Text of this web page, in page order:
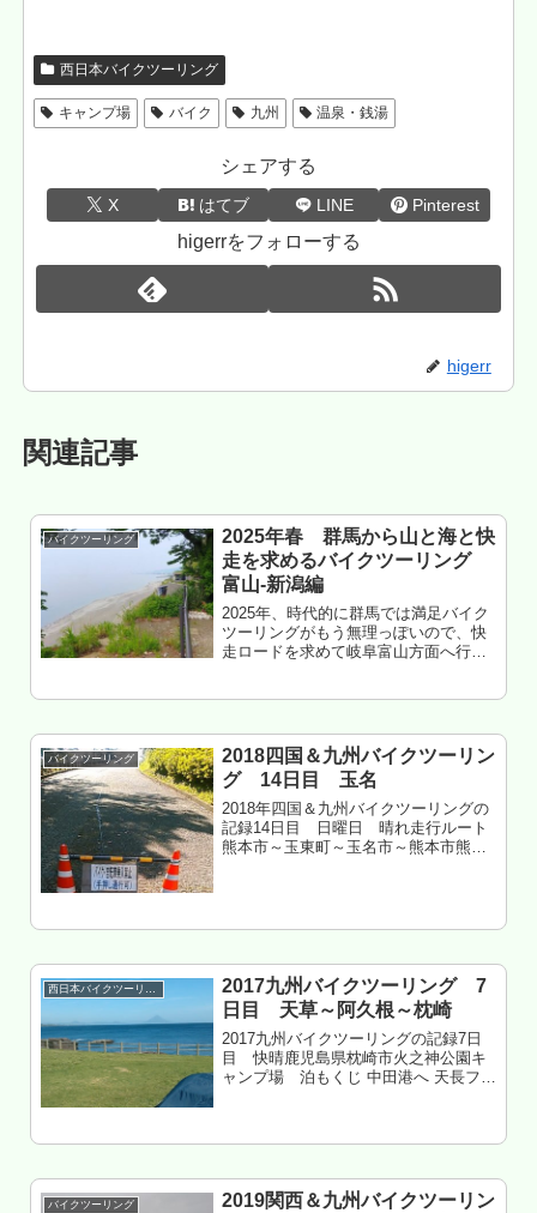
西日本バイクツーリング
キャンプ場 バイク 九州 温泉・銭湯
シェアする
X はてブ LINE Pinterest
higerrをフォローする
higerr
関連記事
バイクツーリング
2025年春 群馬から山と海と快
走を求めるバイクツーリング
富山-新潟編
2025年、時代的に群馬では満足バイク
ツーリングがもう無理っぽいので、快
走ロードを求めて岐阜富山方面へ行っ
バイクツーリング
2018四国＆九州バイクツーリン
グ 14日目 玉名
2018年四国＆九州バイクツーリングの
記録14日目 日曜日 晴れ走行ルート
熊本市～玉東町～玉名市～熊本市熊本
西日本バイクツーリング
2017九州バイクツーリング 7
日目 天草～阿久根～枕崎
2017九州バイクツーリングの記録7日
目 快晴鹿児島県枕崎市火之神公園キ
ャンプ場 泊もくじ 中田港へ 天長フェ
バイクツーリング
2019関西＆九州バイクツーリン